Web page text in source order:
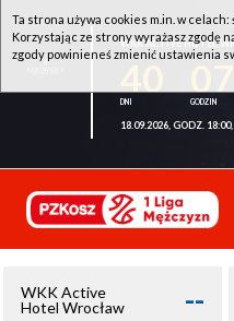
WKK ACTIVE HOTEL
18.09.2026, GODZ.
WKK Active
Hotel Wrocław
--
Ta strona używa cookies m.in. w
Korzystając ze strony wyrażasz zgodę
zgody powinieneś zmienić ustawienia